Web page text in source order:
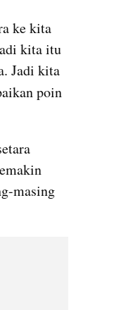
ke kita
kita itu
Jadi kita
poin
masing